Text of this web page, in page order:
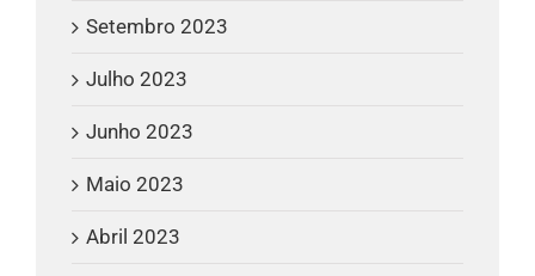
Setembro 2023
Julho 2023
Junho 2023
Maio 2023
Abril 2023